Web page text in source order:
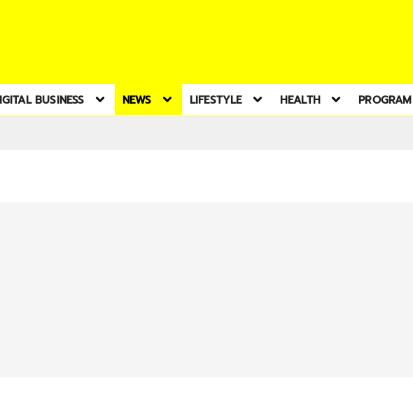
BUSINESS NEWS LIFESTYLE HEALTH PROGRAM